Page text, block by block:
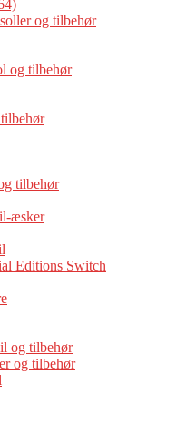
og tilbehør
og tilbehør
tilbehør
æsker
Editions Switch
og tilbehør
og tilbehør